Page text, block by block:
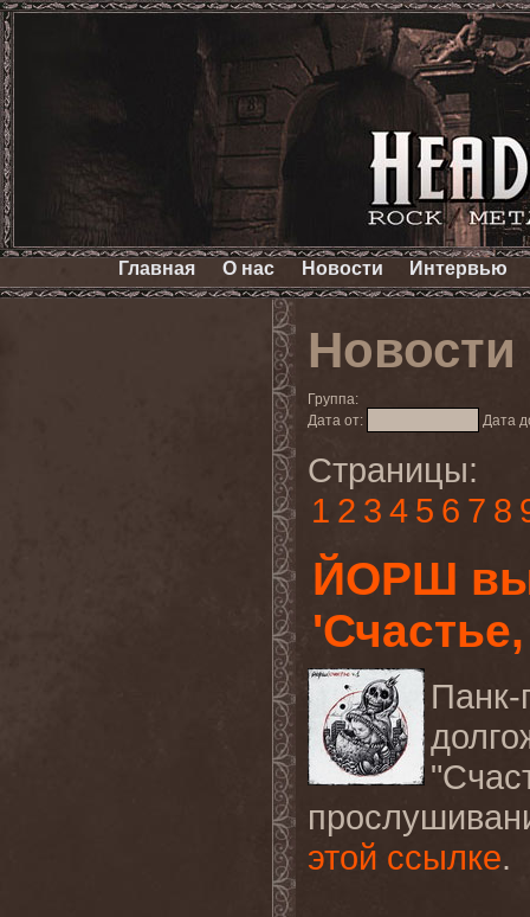
Главная О нас Новости Интервью
Новости
Группа:
Дата от:
Дата
Страницы:
1 2 3 4 5 6 7 8
ЙОРШ
этой ссылке.